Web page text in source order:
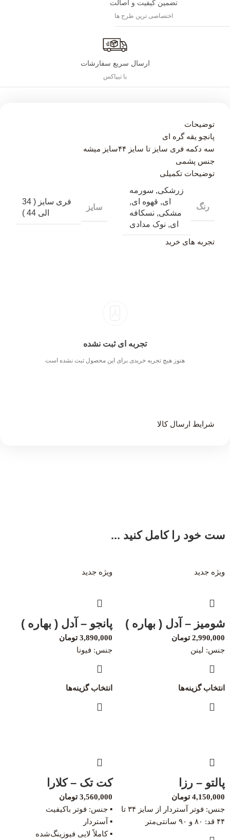
تضمین کیفیت و اصالت
اختصاصی ترین طرح ها
ارسال سریع سفارشات
با تیپاکس
توضیحات
پانچو یقه گره ای
سه دکمه فری سایز تا سایز ۴۴سایز میشه
جنس پشمی
توضیحات تکمیلی
رنگ
زرشکی, سورمه
ای, قهوه ای,
مشکی, نسکافه
ای, نوک مدادی
سایز
فری سایز ( 34
الی 44 )
تجربه های خرید
تجربه ای ثبت نشده
هنوز هیچ تجربه خریدی برای این محصول ثبت نشده است
شرایط ارسال کالا
ست خود را کامل کنید ...
ویژه جدید
شومیز – آدل ( بهاره )
2,990,000 تومان
جنس: لینن
انتخاب گزینه‌ها
ویژه جدید
پانجو – آدل ( بهاره )
3,890,000 تومان
جنس: فیونا
انتخاب گزینه‌ها
پالتو – رزا
4,150,000 تومان
جنس: فوتر آستردار از سایز ۳۴ تا
۴۴ قد: ۸۰ و ۹۰ سانتی‌متر
کت تک – کلارا
3,560,000 تومان
▪️ جنس: فوتر باکیفیت
▪️ آستردار
▪️ کاملاً لایی فیوزینگ‌شده